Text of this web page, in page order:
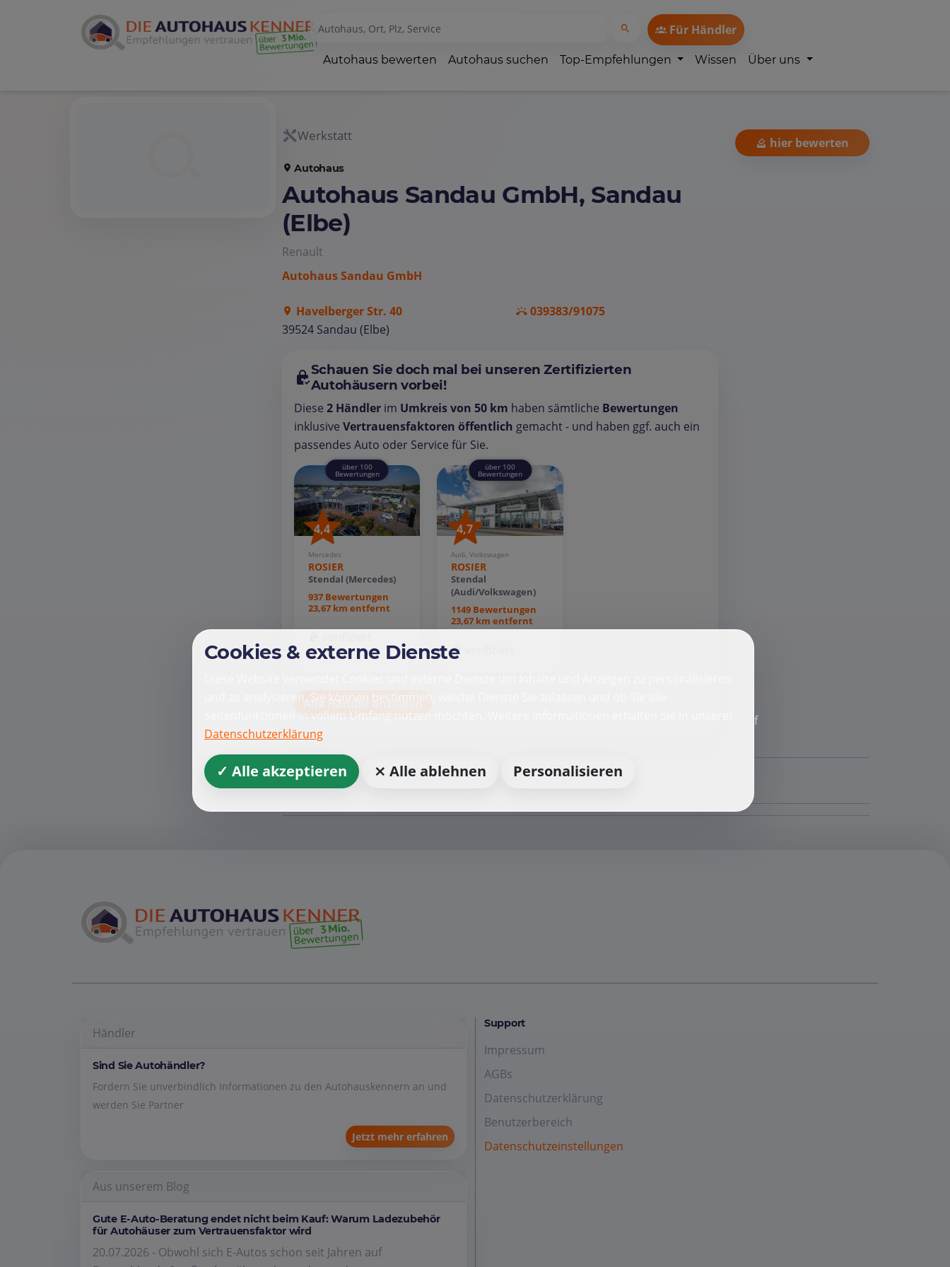
Für Händler
Autohaus bewerten Autohaus suchen Top-Empfehlungen Wissen Über uns
Werkstatt
Autohaus
Autohaus Sandau GmbH, Sandau
(Elbe)
Renault
Autohaus Sandau GmbH
Havelberger Str. 40
39524 Sandau (Elbe)
039383/91075
Schauen Sie doch mal bei unseren Zertifizierten
Autohäusern vorbei!
Diese 2 Händler im Umkreis von 50 km haben sämtliche Bewertungen
inklusive Vertrauensfaktoren öffentlich gemacht - und haben ggf. auch ein
passendes Auto oder Service für Sie.
über 100
Bewertungen
4,4
Mercedes
ROSIER
Stendal (Mercedes)
937 Bewertungen
23,67 km entfernt
über 100
Bewertungen
4,7
Audi, Volkswagen
ROSIER
Stendal
(Audi/Volkswagen)
1149 Bewertungen
23,67 km entfernt
Alle Händer anzeigen
hier bewerten
Händler
Sind Sie Autohändler?
Fordern Sie unverbindlich Informationen zu den Autohauskennern an und
werden Sie Partner
Jetzt mehr erfahren
Aus unserem Blog
Gute E-Auto-Beratung endet nicht beim Kauf: Warum Ladezubehör
für Autohäuser zum Vertrauensfaktor wird
20.07.2026 - Obwohl sich E-Autos schon seit Jahren auf
Support
Impressum
AGBs
Datenschutzerklärung
Benutzerbereich
Datenschutzeinstellungen
Cookies & externe Dienste
und zu analysieren. Sie können bestimmen, welche Dienste Sie zulassen und ob Sie alle
Seitenfunktionen in vollem Umfang nutzen möchten. Weitere Informationen erhalten Sie in unserer
Datenschutzerklärung
✓ Alle akzeptieren ⨯ Alle ablehnen Personalisieren
f